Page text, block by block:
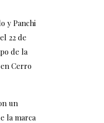
y Panchi
22 de
de la
Cerro
un
la marca